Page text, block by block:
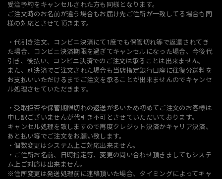
受注予約をキャンセルされた方も同様となります。
ご注文時のお名前が違う場合もお届け先ご住所が一致してる場合も同
様の対応とさせて頂きます。
・代引き注文、コンビニ決済にて1度でも保管切れ等で返還されてき
た場合、コンビニ決済期限を過ぎてキャンセルになった場合、今後代
引き、後払い、コンビニ決済でのご注文は承ることは出来ません。
また、別決済でご注文された場合も当店指定銀行口座に往復分送料を
お支払いいただけるまでご注文を承ることが出来ませんのでキャンセ
ル処理させていただきます。
・受取拒否や保管期限切れの返送が多いため初めてご注文のお客様は
申し訳ございませんが代引き不可とさせていただいております。
キャンセル処理を致しますので再度クレジット決済かキャリア決済、
あと払い等でご注文をお願い致します。
・個数変更はシステム上ご対応出来ません。
・ご住所お名前、日時指定等、変更の問い合わせ頂きましてもシステ
ム上ご対応は出来ません。
※住所変更は発送処理前に連絡頂いた場合、タイミングによってキャ